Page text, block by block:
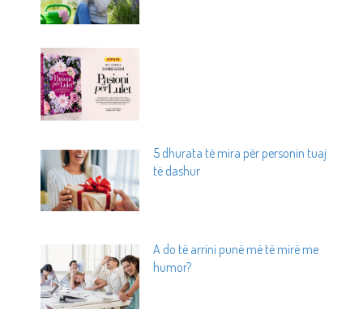
5 dhurata të mira për personin tuaj
të dashur
A do të arrini punë më të mirë me
humor?